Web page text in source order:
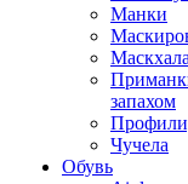
Манки
запахом
Чучела
Обувь